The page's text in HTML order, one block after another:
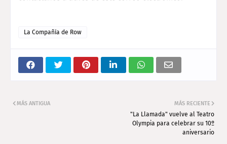
La Compañía de Row
MÁS RECIENTE
"La Llamada" vuelve al Teatro
Olympia para celebrar su 10º
aniversario
MÁS ANTIGUA